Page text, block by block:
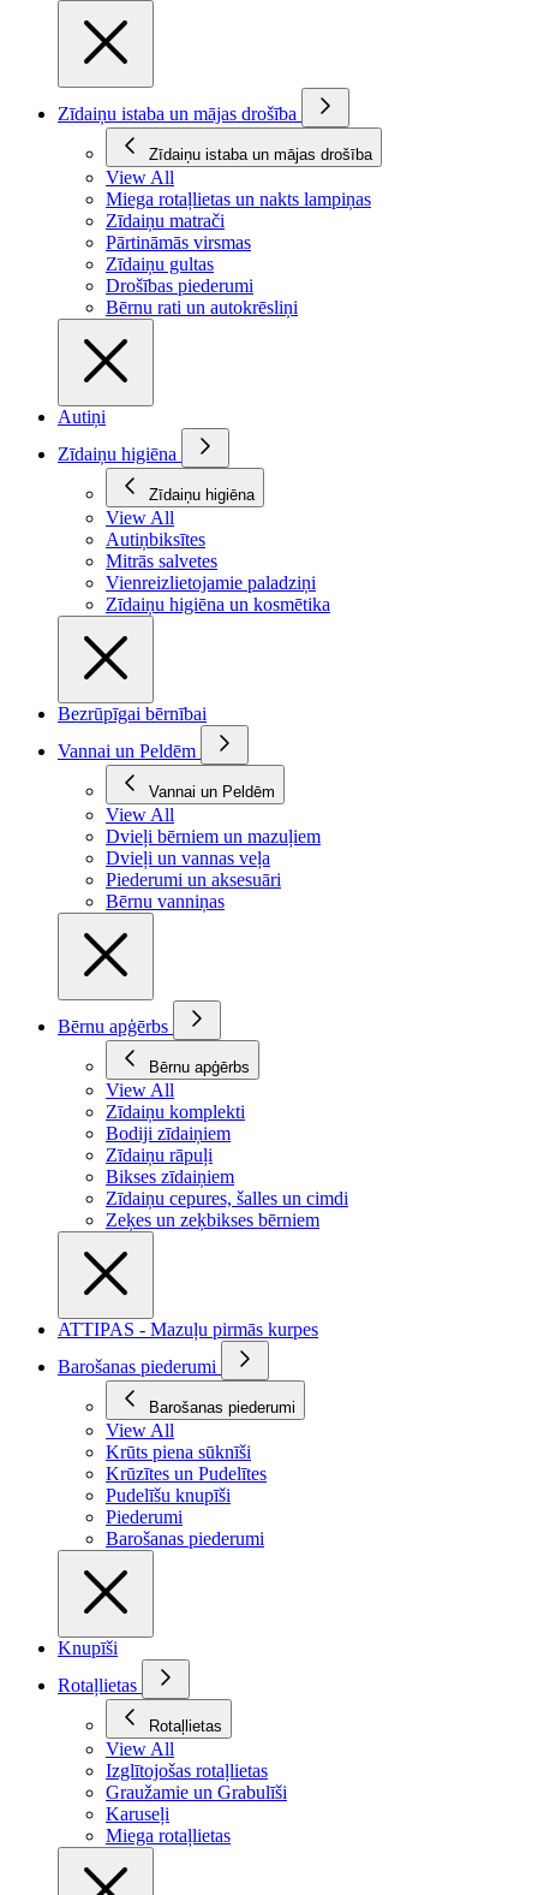
Zīdaiņu istaba un mājas drošība
Zīdaiņu istaba un mājas drošība
View All
Miega rotaļlietas un nakts lampiņas
Zīdaiņu matrači
Pārtināmās virsmas
Zīdaiņu gultas
Drošības piederumi
Bērnu rati un autokrēsliņi
Autiņi
Zīdaiņu higiēna
Zīdaiņu higiēna
View All
Autiņbiksītes
Mitrās salvetes
Vienreizlietojamie paladziņi
Zīdaiņu higiēna un kosmētika
Bezrūpīgai bērnībai
Vannai un Peldēm
Vannai un Peldēm
View All
Dvieļi bērniem un mazuļiem
Dvieļi un vannas veļa
Piederumi un aksesuāri
Bērnu vanniņas
Bērnu apģērbs
Bērnu apģērbs
View All
Zīdaiņu komplekti
Bodiji zīdaiņiem
Zīdaiņu rāpuļi
Bikses zīdaiņiem
Zīdaiņu cepures, šalles un cimdi
Zeķes un zeķbikses bērniem
ATTIPAS - Mazuļu pirmās kurpes
Barošanas piederumi
Barošanas piederumi
View All
Krūts piena sūknīši
Krūzītes un Pudelītes
Pudelīšu knupīši
Piederumi
Barošanas piederumi
Knupīši
Rotaļlietas
Rotaļlietas
View All
Izglītojošas rotaļlietas
Graužamie un Grabulīši
Karuseļi
Miega rotaļlietas